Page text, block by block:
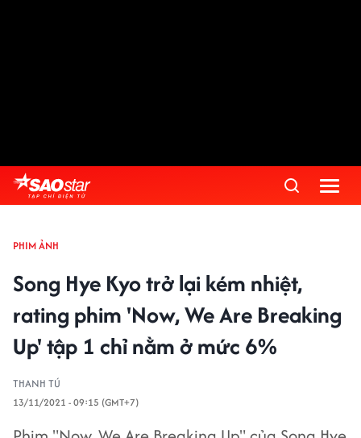
PHIM ẢNH
Song Hye Kyo trở lại kém nhiệt,
rating phim 'Now, We Are Breaking
Up' tập 1 chỉ nằm ở mức 6%
THANH TÚ
13/11/2021 - 09:15 (GMT+7)